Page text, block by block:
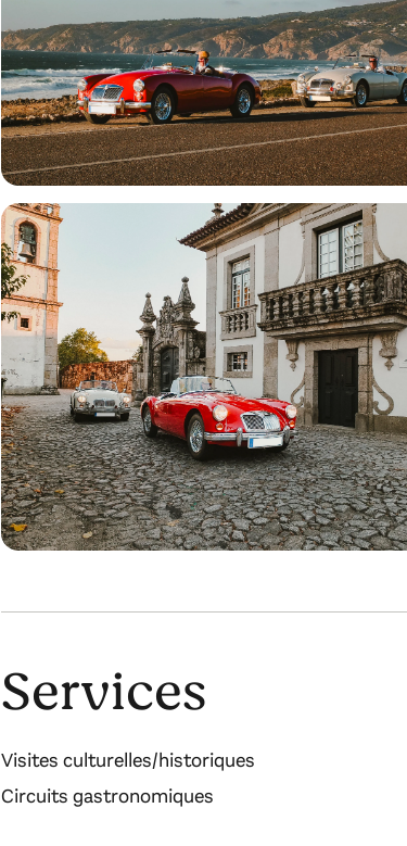
Services
Visites culturelles/historiques
Circuits gastronomiques